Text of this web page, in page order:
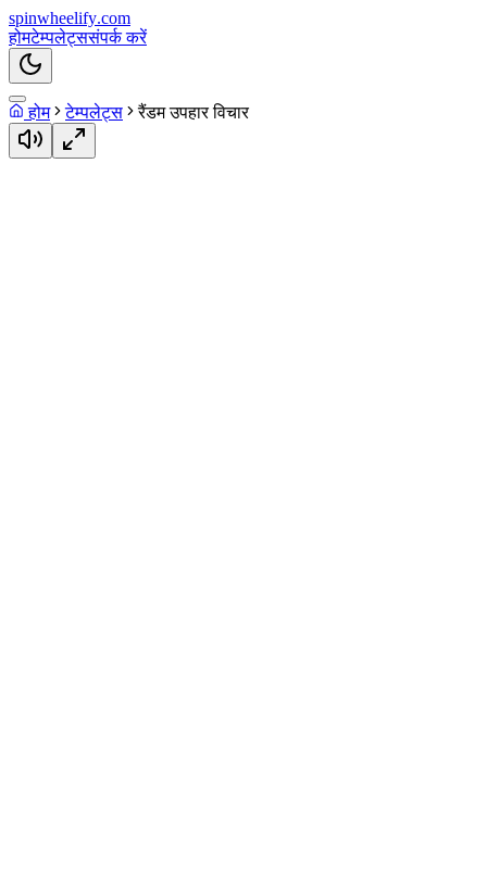
spinwheelify.com
होमटेम्पलेट्ससंपर्क करें
होम टेम्पलेट्स रैंडम उपहार विचार